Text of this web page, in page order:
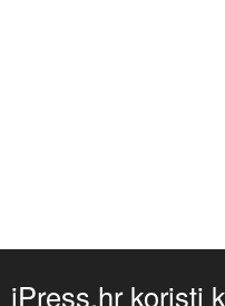
iPress.hr koristi